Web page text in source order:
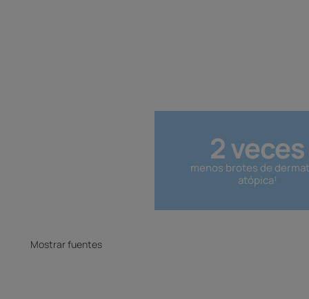
2 veces
menos brotes de
atópica¹
Mostrar fuentes